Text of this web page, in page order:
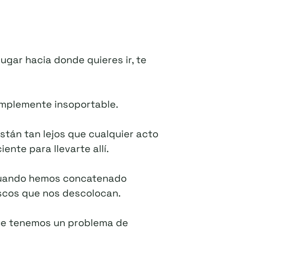
hacia donde quieres ir, te
insoportable.
tan lejos que cualquier acto
para llevarte allí.
hemos concatenado
que nos descolocan.
tenemos un problema de